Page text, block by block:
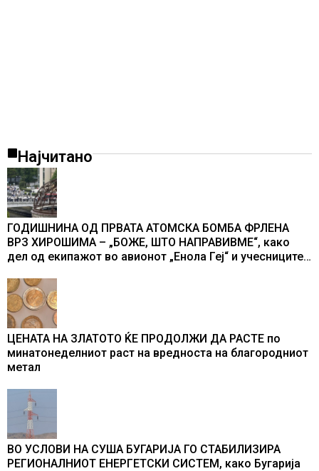
Најчитано
ГОДИШНИНА ОД ПРВАТА АТОМСКА БОМБА ФРЛЕНА
ВРЗ ХИРОШИМА – „БОЖЕ, ШТО НАПРАВИВМЕ“, како
дел од екипажот во авионот „Енола Геј“ и учесниците
промени текот на историјата
ЦЕНАТА НА ЗЛАТОТО ЌЕ ПРОДОЛЖИ ДА РАСТЕ по
минатонеделниот раст на вредноста на благородниот
метал
ВО УСЛОВИ НА СУША БУГАРИЈА ГО СТАБИЛИЗИРА
РЕГИОНАЛНИОТ ЕНЕРГЕТСКИ СИСТЕМ, како Бугарија